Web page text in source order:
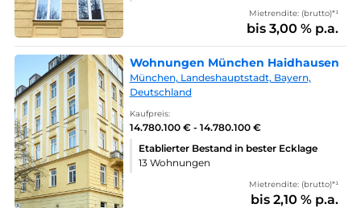
Mietrendite: (brutto)*¹
bis 3,00 % p.a.
Wohnungen München Haidhausen
München, Landeshauptstadt, Bayern,
Deutschland
Kaufpreis:
14.780.100 € - 14.780.100 €
Etablierter Bestand in bester Ecklage
13 Wohnungen
Mietrendite: (brutto)*¹
bis 2,10 % p.a.